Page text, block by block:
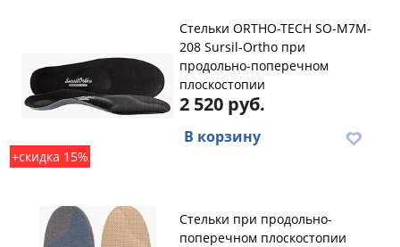
+скидка 15%
Стельки ORTHO-TECH SO-M7M-
208 Sursil-Ortho при
продольно-поперечном
плоскостопии
2 520 руб.
В корзину
Стельки при продольно-
поперечном плоскостопии